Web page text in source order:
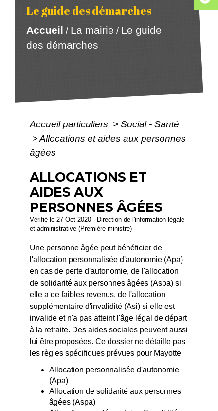
Le guide des démarches
Accueil / La mairie / Le guide
des démarches
Accueil particuliers > Social - Santé
>Allocations et aides aux personnes
âgées
ALLOCATIONS ET
AIDES AUX
PERSONNES ÂGÉES
Vérifié le 27 Oct 2020 - Direction de l'information légale
et administrative (Première ministre)
Une personne âgée peut bénéficier de
l'allocation personnalisée d'autonomie (Apa)
en cas de perte d'autonomie, de l'allocation
de solidarité aux personnes âgées (Aspa) si
elle a de faibles revenus, de l'allocation
supplémentaire d'invalidité (Asi) si elle est
invalide et n'a pas atteint l'âge légal de départ
à la retraite. Des aides sociales peuvent aussi
lui être proposées. Ce dossier ne détaille pas
les règles spécifiques prévues pour Mayotte.
Allocation personnalisée d'autonomie
(Apa)
Allocation de solidarité aux personnes
âgées (Aspa)